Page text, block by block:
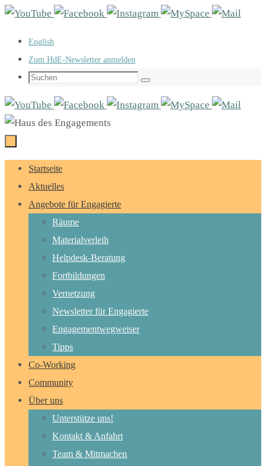
Zum
springen
English
Zum HdE-Newsletter anmelden
Suchen
Suchen
Zum
Inhalt
springen
Startseite
Aktuelles
Angebote für Engagierte
Räume
Materialverleih
Helpdesk-Beratung
Fortbildungen
Vernetzung
Newsletter für Engagierte
Engagementwegweiser
Tipps
Co-Working
Community
Über uns
Unterstütze uns!
Kontakt & Anfahrt
Team & Mitmachen